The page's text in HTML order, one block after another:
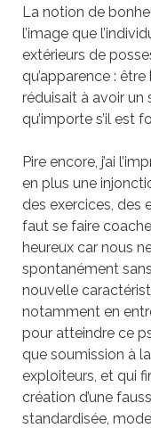
La notion de
l’image que
extérieurs de
qu’apparence :
réduisait à avoir un
qu’importe s’il est
Pire encore, j’ai
en plus une
des exercices, des
faut se faire
heureux car nous
spontanément
nouvelle
notamment en
pour atteindre ce
que soumission à
exploiteurs, et qui
création d’une
standardisée,